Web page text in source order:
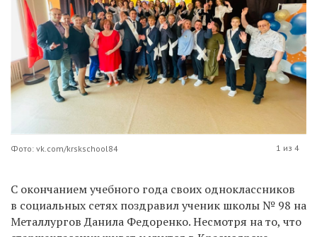
Фото: vk.com/krskschool84 1 из 4
С окончанием учебного года своих одноклассников
в социальных сетях поздравил ученик школы № 98 на
Металлургов Данила Федоренко. Несмотря на то, что